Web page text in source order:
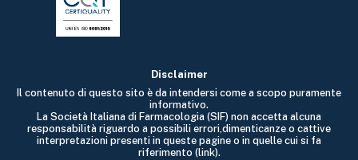
Disclaimer
Il contenuto di questo sito è da intendersi come a scopo puramente
informativo.
La Società Italiana di Farmacologia (SIF) non accetta alcuna
responsabilità riguardo a possibili errori,dimenticanze o cattive
interpretazioni presenti in queste pagine o in quelle cui si fa
riferimento (link).